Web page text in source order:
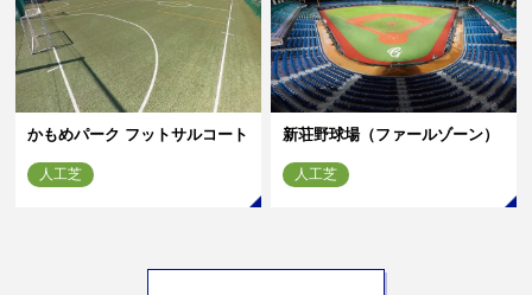
かもめパーク フットサルコート
人工芝
新荘野球場（ファールゾーン）
人工芝